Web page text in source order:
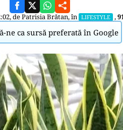
dePatrisia Brătan, în LIFESTYLE ,
ne ca sursă preferată în Google